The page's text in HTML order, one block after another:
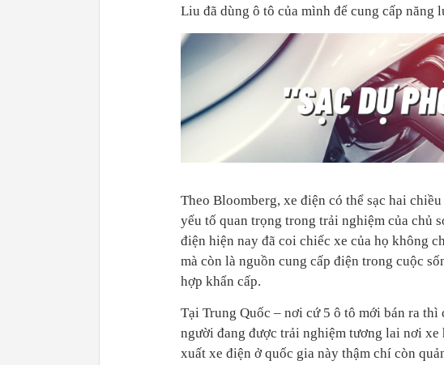
Liu đã dùng ô tô của mình để cung cấp năng
Theo Bloomberg, xe điện có thể sạc hai
yếu tố quan trọng trong trải nghiệm của chủ
điện hiện nay đã coi chiếc xe của họ không
mà còn là nguồn cung cấp điện trong cuộc
hợp khẩn cấp.
Tại Trung Quốc – nơi cứ 5 ô tô mới bán ra
người đang được trải nghiệm tương lai nơi xe
xuất xe điện ở quốc gia này thậm chí còn